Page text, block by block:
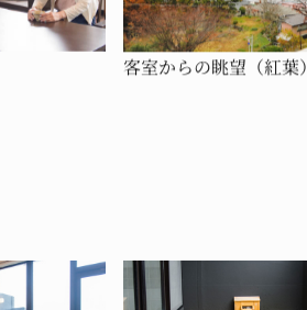
客室からの眺望（紅葉）